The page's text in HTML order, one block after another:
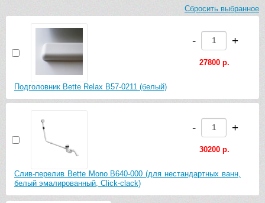
Сбросить выбранное
Подголовник Bette Relax B57-0211 (белый)
- +
27800 р.
Слив-перелив Bette Mono B640-000 (для нестандартных ванн,
белый эмалированный, Click-clack)
- +
30200 р.